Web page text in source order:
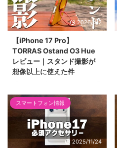
2026/4/2
【iPhone 17 Pro】
TORRAS Ostand O3 Hue
レビュー｜スタンド撮影が
想像以上に使えた件
る時ぐらいしか役に立たない」と
思っていた私が考えを改めた話。
TORRAS「Ostand O3 Hue」を
iPhone 17 Proで使ってわかっ
た、スタンド撮影の便利さと素
材・耐衝撃性能を正直レビューし
スマートフォン情報
2025/11/24